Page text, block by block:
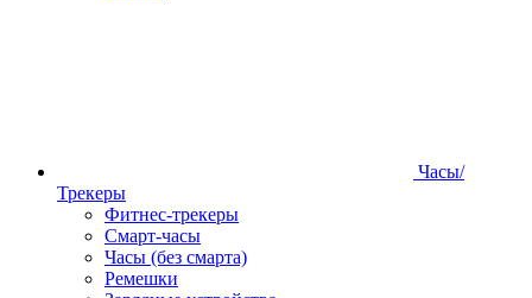
Часы/
Трекеры
Фитнес-трекеры
Смарт-часы
Часы (без смарта)
Ремешки